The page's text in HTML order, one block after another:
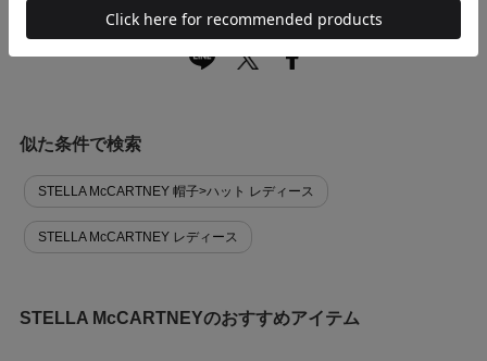
似た条件で検索
STELLA McCARTNEY 帽子>ハット レディース
STELLA McCARTNEY レディース
STELLA McCARTNEYのおすすめアイテム